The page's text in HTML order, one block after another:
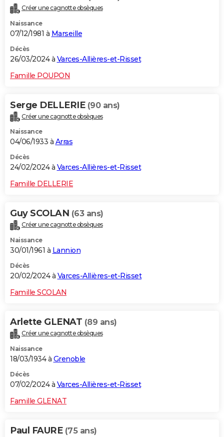
Créer une cagnotte obsèques
Naissance
07/12/1981 à Marseille
Décès
26/03/2024 à Varces-Allières-et-Risset
Famille POUPON
Serge DELLERIE (90 ans)
Créer une cagnotte obsèques
Naissance
04/06/1933 à Arras
Décès
24/02/2024 à Varces-Allières-et-Risset
Famille DELLERIE
Guy SCOLAN (63 ans)
Créer une cagnotte obsèques
Naissance
30/01/1961 à Lannion
Décès
20/02/2024 à Varces-Allières-et-Risset
Famille SCOLAN
Arlette GLENAT (89 ans)
Créer une cagnotte obsèques
Naissance
18/03/1934 à Grenoble
Décès
07/02/2024 à Varces-Allières-et-Risset
Famille GLENAT
Paul FAURE (75 ans)